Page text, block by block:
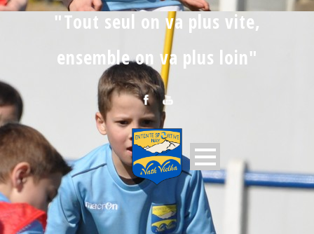
"Tout seul on va plus vite,
ensemble on va plus loin"